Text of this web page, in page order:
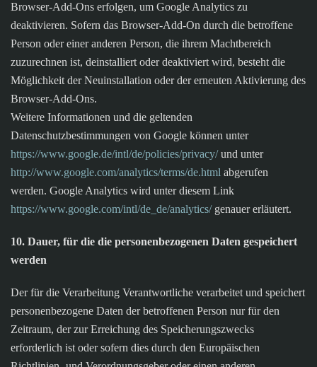
Browser-Add-Ons erfolgen, um Google Analytics zu
deaktivieren. Sofern das Browser-Add-On durch die betroffene
Person oder einer anderen Person, die ihrem Machtbereich
zuzurechnen ist, deinstalliert oder deaktiviert wird, besteht die
Möglichkeit der Neuinstallation oder der erneuten Aktivierung des
Browser-Add-Ons.
Weitere Informationen und die geltenden
Datenschutzbestimmungen von Google können unter
https://www.google.de/intl/de/policies/privacy/und unter
http://www.google.com/analytics/terms/de.html abgerufen
werden. Google Analytics wird unter diesem Link
https://www.google.com/intl/de_de/analytics/genauer erläutert.
10. Dauer, für die die personenbezogenen Daten gespeichert
werden
Der für die Verarbeitung Verantwortliche verarbeitet und speichert
personenbezogene Daten der betroffenen Person nur für den
Zeitraum, der zur Erreichung des Speicherungszwecks
erforderlich ist oder sofern dies durch den Europäischen